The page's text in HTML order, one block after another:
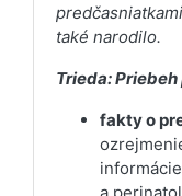
také narodilo.
Trieda:
fakty o
a